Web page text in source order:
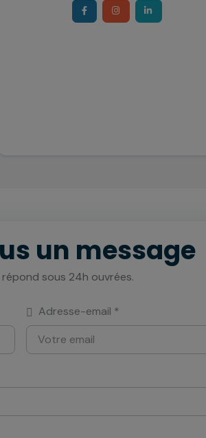
un message
sous 24h ouvrées.
Adresse-email *